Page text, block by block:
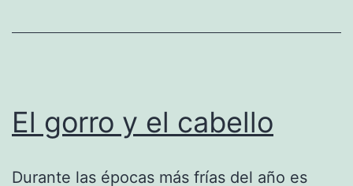
El gorro y el cabello
Durante las épocas más frías del año es